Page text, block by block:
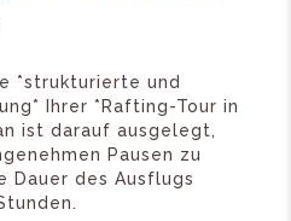
*strukturierte und
Ihrer *Rafting-Tour in
ist darauf ausgelegt,
Pausen zu
Dauer des Ausflugs